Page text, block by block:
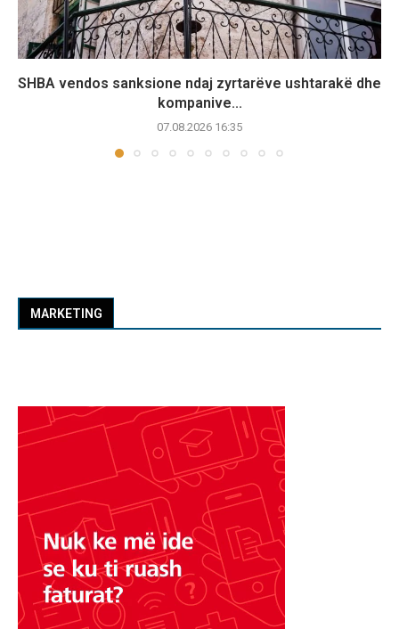
SHBA vendos sanksione ndaj zyrtarëve ushtarakë dhe
kompanive...
07.08.2026 16:35
MARKETING